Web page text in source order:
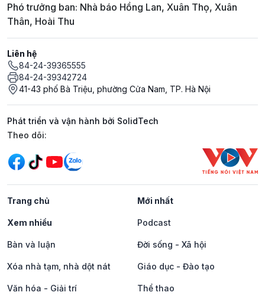
Phó trưởng ban: Nhà báo Hồng Lan, Xuân Thọ, Xuân
Thân, Hoài Thu
Liên hệ
84-24-39365555
84-24-39342724
41-43 phố Bà Triệu, phường Cửa Nam, TP. Hà Nội
Phát triển và vận hành bởi SolidTech
Mạng xã hội
Theo dõi:
Trang chủ Mới nhất
Xem nhiều Podcast
Bàn và luận Đời sống - Xã hội
Xóa nhà tạm, nhà dột nát Giáo dục - Đào tạo
Văn hóa - Giải trí Thể thao